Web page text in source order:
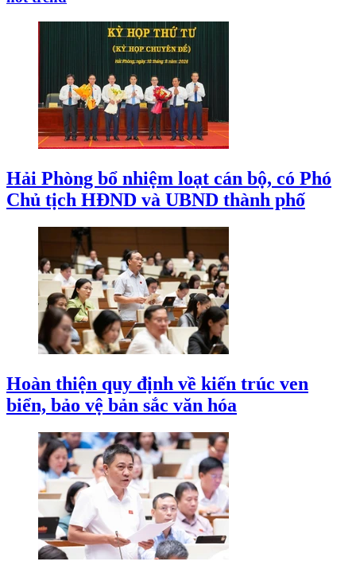
Hải Phòng bổ nhiệm loạt cán bộ, có Phó
Chủ tịch HĐND và UBND thành phố
Hoàn thiện quy định về kiến trúc ven
biển, bảo vệ bản sắc văn hóa